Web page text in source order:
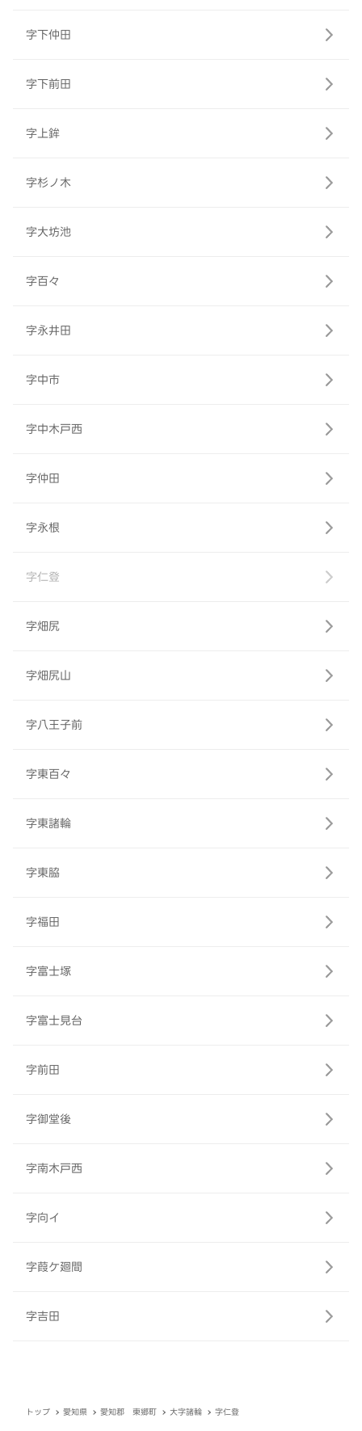
字下仲田
字下前田
字上鉾
字杉ノ木
字大坊池
字百々
字永井田
字中市
字中木戸西
字仲田
字永根
字仁登
字畑尻
字畑尻山
字八王子前
字東百々
字東諸輪
字東脇
字福田
字富士塚
字富士見台
字前田
字御堂後
字南木戸西
字向イ
字葭ケ廻間
字吉田
トップ 愛知県 愛知郡 東郷町 大字諸輪 字仁登